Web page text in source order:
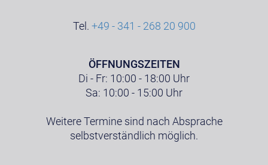
Tel. +49 - 341 - 268 20 900
ÖFFNUNGSZEITEN
Di - Fr: 10:00 - 18:00 Uhr
Sa: 10:00 - 15:00 Uhr
Weitere Termine sind nach Absprache
selbstverständlich möglich.